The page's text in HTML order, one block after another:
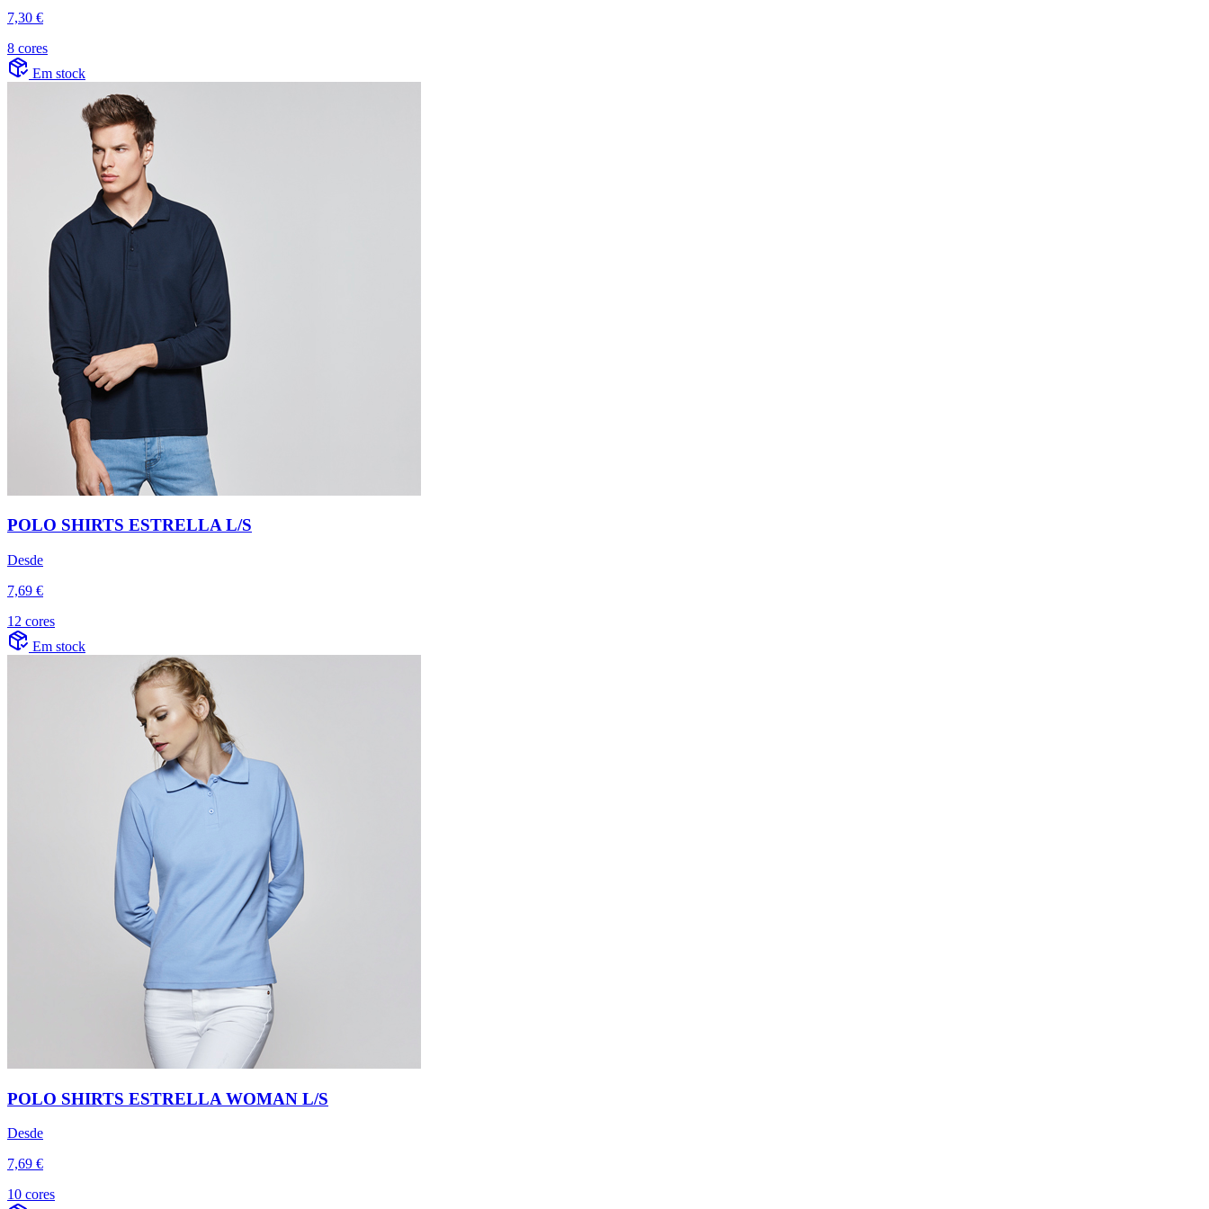
7,30 €
8 cores
Em stock
POLO SHIRTS ESTRELLA L/S
Desde
7,69 €
12 cores
Em stock
POLO SHIRTS ESTRELLA WOMAN L/S
Desde
7,69 €
10 cores